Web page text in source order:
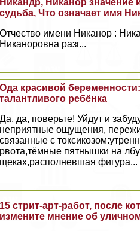
Никандр, Никанор значение
судьба, Что означает имя
Отчество имени Никанор :
Никаноровна разг...
Ода красивой
талантливого ребёнка
Да, да, поверьте! Уйдут и
неприятные ощущения,
связанные с
рвота,тёмные пятнышки на
щеках,располневшая фигура...
15 стрит-арт-работ, после
измените мнение об